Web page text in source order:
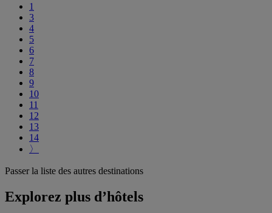
1
3
4
5
6
7
8
9
10
11
12
13
14
〉
Passer la liste des autres destinations
Explorez plus d’hôtels